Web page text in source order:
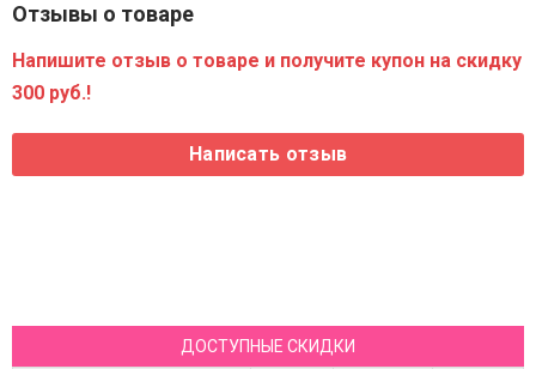
Отзывы о товаре
Напишите отзыв о товаре и получите купон на скидку
300 руб.!
ДОСТУПНЫЕ СКИДКИ